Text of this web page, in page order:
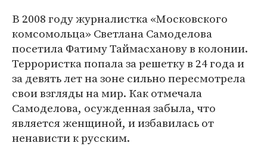
В 2008 году журналистка «Московского
комсомольца» Светлана Самоделова
посетила Фатиму Таймасханову в колонии.
Террористка попала за решетку в 24 года и
за девять лет на зоне сильно пересмотрела
свои взгляды на мир. Как отмечала
Самоделова, осужденная забыла, что
является женщиной, и избавилась от
ненависти к русским.